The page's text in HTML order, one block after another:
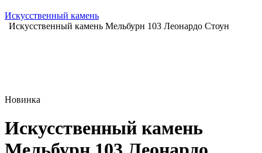
Искусственный камень
Искусственный камень Мельбурн 103 Леонардо Стоун
Новинка
Искусственный камень